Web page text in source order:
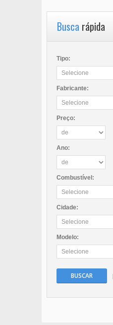
Busca rápida
Tipo:
Fabricante:
Preço:
Ano:
Combustível:
Cidade:
Modelo:
BUSCAR